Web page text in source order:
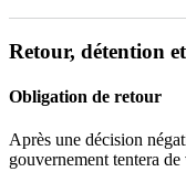
Retour, détention
Obligation de retour
Après une décision
gouvernement tentera